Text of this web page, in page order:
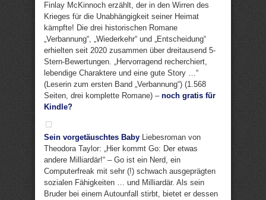
Finlay McKinnoch erzählt, der in den Wirren des
Krieges für die Unabhängigkeit seiner Heimat
kämpfte! Die drei historischen Romane
„Verbannung“, „Wiederkehr“ und „Entscheidung“
erhielten seit 2020 zusammen über dreitausend 5-
Stern-Bewertungen. „Hervorragend recherchiert,
lebendige Charaktere und eine gute Story …“
(Leserin zum ersten Band „Verbannung“) (1.568
Seiten, drei komplette Romane) – noch gratis für
Kindle?
Sein vorgetäuschtes Baby Liebesroman von
Theodora Taylor: „Hier kommt Go: Der etwas
andere Milliardär!“ – Go ist ein Nerd, ein
Computerfreak mit sehr (!) schwach ausgeprägten
sozialen Fähigkeiten … und Milliardär. Als sein
Bruder bei einem Autounfall stirbt, bietet er dessen